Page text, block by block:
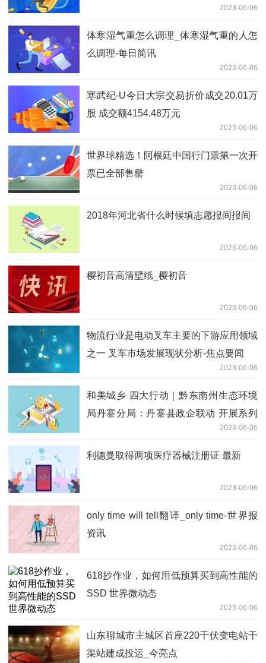
2023-06-06
体寒湿气重怎么调理_体寒湿气重的人怎
么调理-每日简讯
2023-06-06
寒武纪-U今日大宗交易折价成交20.01万
股 成交额4154.48万元
2023-06-06
世界球精选！阿根廷中国行门票第一次开
票已全部售罄
2023-06-06
2018年河北省什么时候填志愿报间报间
2023-06-06
樱初音高清壁纸_樱初音
2023-06-06
物流行业是电动叉车主要的下游应用领域
之一 叉车市场发展现状分析-焦点要闻
2023-06-06
和美城乡 四大行动｜黔东南州生态环境
局丹寨分局：丹寨县政企联动 开展系列
2023-06-06
利德曼取得两项医疗器械注册证 最新
2023-06-06
only time will tell翻译_only time-世界报
资讯
2023-06-06
618抄作业，如何用低预算买到高性能的
SSD 世界微动态
2023-06-06
山东聊城市主城区首座220千伏变电站干
渠站建成投运_今亮点